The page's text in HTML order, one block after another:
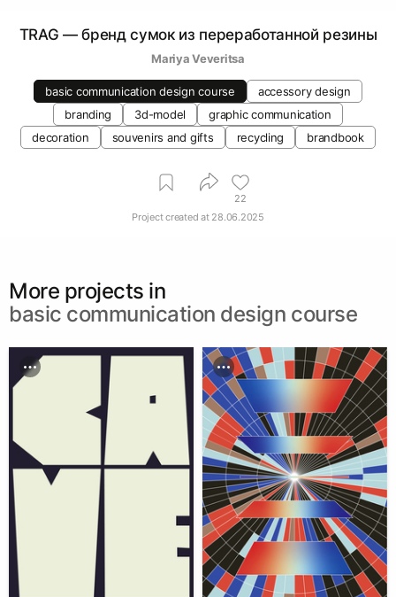
TRAG — бренд сумок из переработанной резины
Mariya Veveritsa
basic communication design course
accessory design
branding
3d-model
graphic communication
decoration
souvenirs and gifts recycling brandbook
22
Project created at 28.06.2025
More projects in
basic communication design course